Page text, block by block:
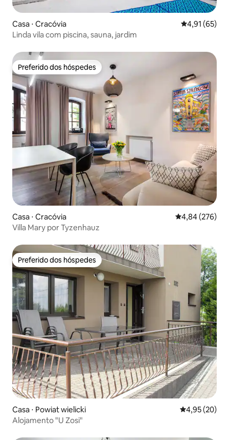
Casa ⋅ Cracóvia 4,91 de uma
4,91 (65)
Linda vila com piscina, sauna, jardim
Preferido dos hóspedes
Preferido dos hóspedes
Casa ⋅ Cracóvia 4,84 de uma
4,84 (276)
Villa Mary por Tyzenhauz
Preferido dos hóspedes
Preferido dos hóspedes
Casa ⋅ Powiat wielicki 4,95 de uma
4,95 (20)
Alojamento "U Zosi"